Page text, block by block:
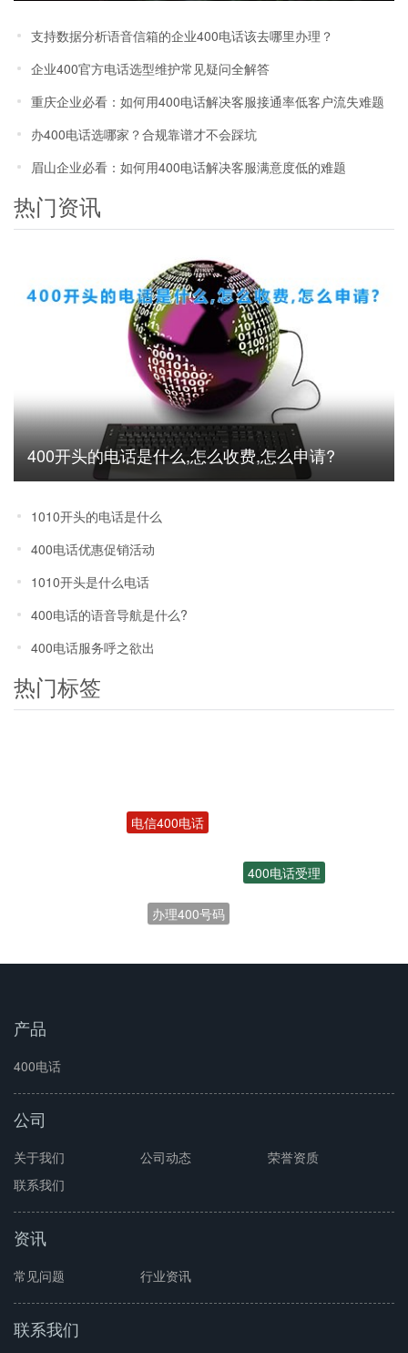
成功案例
支持数据分析语音信箱的企业400电话该去哪里办理？
企业400官方电话选型维护常见疑问全解答
重庆企业必看：如何用400电话解决客服接通率低客户流失难题
办400电话选哪家？合规靠谱才不会踩坑
眉山企业必看：如何用400电话解决客服满意度低的难题
热门资讯
400开头的电话是什么,怎么收费,怎么申请?
1010开头的电话是什么
400电话优惠促销活动
1010开头是什么电话
400电话的语音导航是什么?
400电话服务呼之欲出
热门标签
400电话受理
产品
400电话
公司
关于我们 公司动态
荣誉资质
联系我们
资讯
常见问题 行业资讯
联系我们